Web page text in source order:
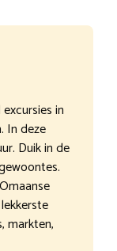
in
In deze
Duik in de
markten,